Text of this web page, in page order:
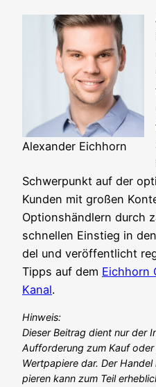
Alex­an­der Eichhorn
Schwer­punkt auf der
Kun­den mit gro­ßen
Opti­ons­händ­lern durch
schnel­len Ein­stieg in
del und ver­öf­fent­licht
Tipps auf dem Eich­horn
Kanal.
Hin­weis:
Die­ser Bei­trag dient nur der
Auf­for­de­rung zum Kauf
Wert­pa­pie­re dar. Der
pie­ren kann zum Teil